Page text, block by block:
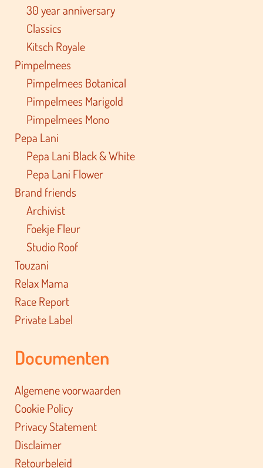
30 year anniversary
Classics
Kitsch Royale
Pimpelmees
Pimpelmees Botanical
Pimpelmees Marigold
Pimpelmees Mono
Pepa Lani
Pepa Lani Black & White
Pepa Lani Flower
Brand friends
Archivist
Foekje Fleur
Studio Roof
Touzani
Relax Mama
Race Report
Private Label
Documenten
Algemene voorwaarden
Cookie Policy
Privacy Statement
Disclaimer
Retourbeleid